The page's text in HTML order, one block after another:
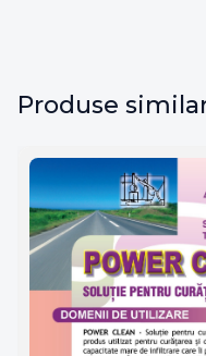
Produse